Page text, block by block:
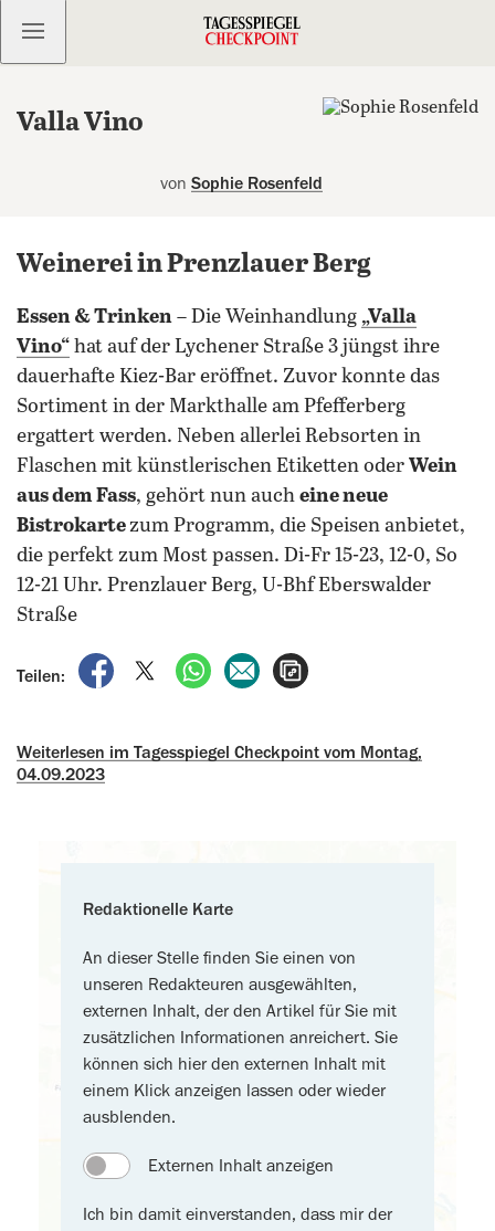
Kostenlos anmelden
Valla Vino
von Sophie Rosenfeld
Weinerei in Prenzlauer Berg
Essen & Trinken – Die Weinhandlung „Valla
Vino“ hat auf der Lychener Straße 3 jüngst ihre
dauerhafte Kiez-Bar eröffnet. Zuvor konnte das
Sortiment in der Markthalle am Pfefferberg
ergattert werden. Neben allerlei Rebsorten in
Flaschen mit künstlerischen Etiketten oder Wein
aus dem Fass, gehört nun auch eine neue
Bistrokartezum Programm, die Speisen anbietet,
die perfekt zum Most passen. Di-Fr 15-23, 12-0, So
12-21 Uhr. Prenzlauer Berg, U-Bhf Eberswalder
Straße
Teilen:
auf Facebook teilen
auf X teilenper WhatsApp teilen
per E-Mail teilen
Weiterlesen im Tagesspiegel Checkpoint vom Montag,
04.09.2023
Redaktionelle Karte
An dieser Stelle finden Sie einen von
unseren Redakteuren ausgewählten,
externen Inhalt, der den Artikel für Sie mit
zusätzlichen Informationen anreichert. Sie
können sich hier den externen Inhalt mit
einem Klick anzeigen lassen oder wieder
ausblenden.
Externen Inhalt anzeigen
Ich bin damit einverstanden, dass mir der